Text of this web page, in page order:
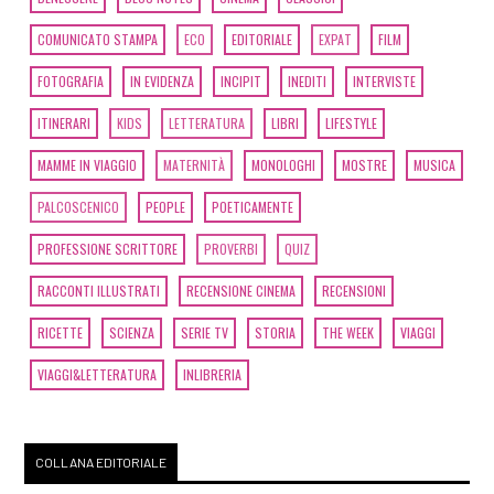
Giugno 2019
[11]Pasta fatta in casa, di
Luca Murano: pagina 69
Marzo 2019
[21]Ponti sommersi, di
Tamara Marcelli: pagina 69
Febbraio 2019
[27]Io sono il Nordest, a cura
di Francesca Visentin: pagina
COMUNICATO STAMPA ECO EDITORIALE EXPAT FILM
FOTOGRAFIA IN EVIDENZA INCIPIT INEDITI INTERVISTE
ITINERARI KIDS LETTERATURA LIBRI LIFESTYLE
MAMME IN VIAGGIO MATERNITÀ MONOLOGHI MOSTRE MUSICA
PALCOSCENICO PEOPLE POETICAMENTE
PROFESSIONE SCRITTORE PROVERBI QUIZ
RACCONTI ILLUSTRATI RECENSIONE CINEMA RECENSIONI
RICETTE SCIENZA SERIE TV STORIA THE WEEK VIAGGI
VIAGGI&LETTERATURA INLIBRERIA
COLLANA EDITORIALE